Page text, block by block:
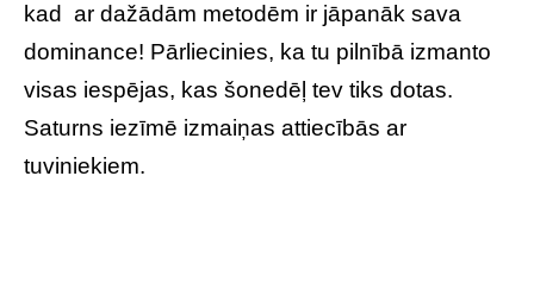
kad ar dažādām metodēm ir jāpanāk sava
dominance! Pārliecinies, ka tu pilnībā izmanto
visas iespējas, kas šonedēļ tev tiks dotas.
Saturns iezīmē izmaiņas attiecībās ar
tuviniekiem.